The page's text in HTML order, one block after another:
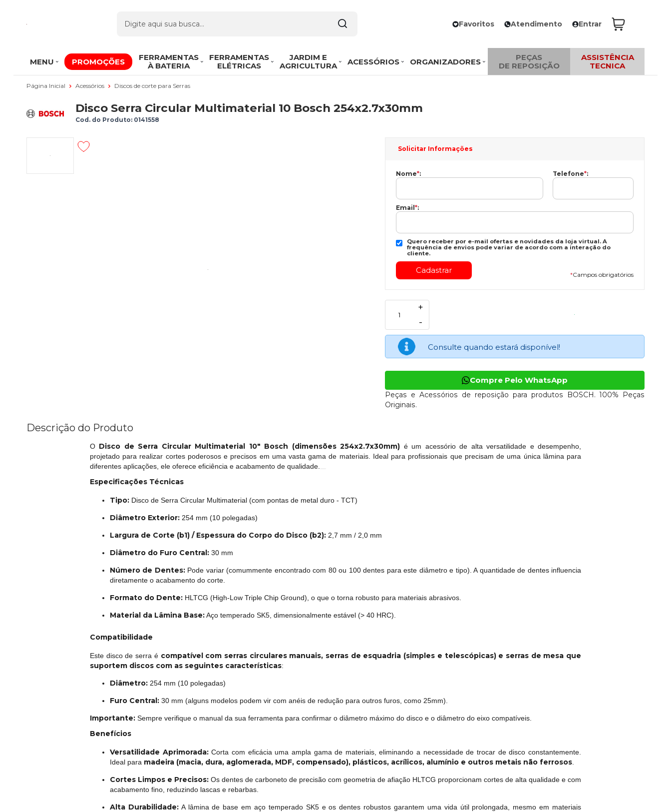
Favoritos Atendimento Entrar
MENU PROMOÇÕES
FERRAMENTAS
À BATERIA
FERRAMENTAS
ELÉTRICAS
JARDIM E
AGRICULTURA
ACESSÓRIOS ORGANIZADORES
PEÇAS
DE REPOSIÇÃO
ASSISTÊNCIA
TECNICA
Página Inicial Acessórios Discos de corte para Serras
Disco Serra Circular Multimaterial 10 Bosch 254x2.7x30mm
Cod. do Produto: 0141558
Solicitar Informações
Nome*: Telefone*:
Email *:
Quero receber por e-mail ofertas e novidades da loja virtual. A
frequência de envios pode variar de acordo com a interação do
cliente.
*Campos obrigatórios
-
+
Consulte quando estará disponível!
Compre Pelo WhatsApp
Peças e Acessórios de reposição para produtos BOSCH. 100% Peças
Originais.
Descrição do Produto
O Disco de Serra Circular Multimaterial 10" Bosch (dimensões 254x2.7x30mm) é um acessório de alta versatilidade e desempenho,
projetado para realizar cortes poderosos e precisos em uma vasta gama de materiais. Ideal para profissionais que precisam de uma única lâmina para
diferentes aplicações, ele oferece eficiência e acabamento de qualidade.
Especificações Técnicas
Tipo: Disco de Serra Circular Multimaterial (com pontas de metal duro - TCT)
Diâmetro Exterior: 254 mm (10 polegadas)
Largura de Corte (b1) / Espessura do Corpo do Disco (b2): 2,7 mm / 2,0 mm
Diâmetro do Furo Central: 30 mm
Número de Dentes:Pode variar (comummente encontrado com 80 ou 100 dentes para este diâmetro e tipo). A quantidade de dentes influencia
diretamente o acabamento do corte.
Formato do Dente: HLTCG (High-Low Triple Chip Ground), o que o torna robusto para materiais abrasivos.
Material da Lâmina Base:Aço temperado SK5, dimensionalmente estável (> 40 HRC).
Compatibilidade
Este disco de serra é compatível com serras circulares manuais, serras de esquadria (simples e telescópicas) e serras de mesa que
suportem discos com as seguintes características:
Diâmetro: 254 mm (10 polegadas)
Furo Central: 30 mm (alguns modelos podem vir com anéis de redução para outros furos, como 25mm).
Importante: Sempre verifique o manual da sua ferramenta para confirmar o diâmetro máximo do disco e o diâmetro do eixo compatíveis.
Benefícios
Versatilidade Aprimorada:Corta com eficácia uma ampla gama de materiais, eliminando a necessidade de trocar de disco constantemente.
Ideal para madeira (macia, dura, aglomerada, MDF, compensado), plásticos, acrílicos, alumínio e outros metais não ferrosos
Cortes Limpos e Precisos: Os dentes de carboneto de precisão com geometria de afiação HLTCG proporcionam cortes de alta qualidade e com
acabamento fino, reduzindo lascas e rebarbas.
Alta Durabilidade:A lâmina de base em aço temperado SK5 e os dentes robustos garantem uma vida útil prolongada, mesmo em materiais